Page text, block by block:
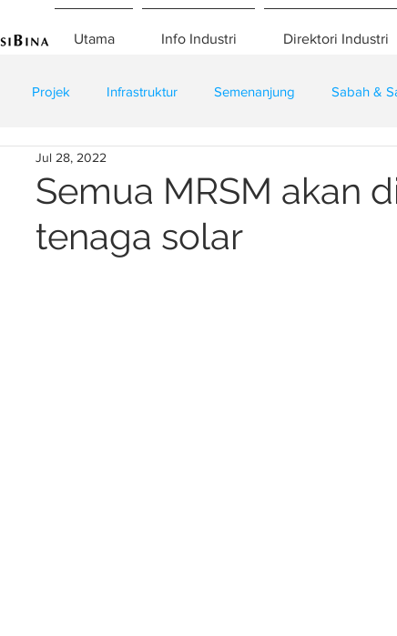
Utama Info Industri Direktori Industri
Projek Infrastruktur Semenanjung Sabah &
Kontraktor
Semua MRSM akan
tenaga solar
Jul 28, 2022